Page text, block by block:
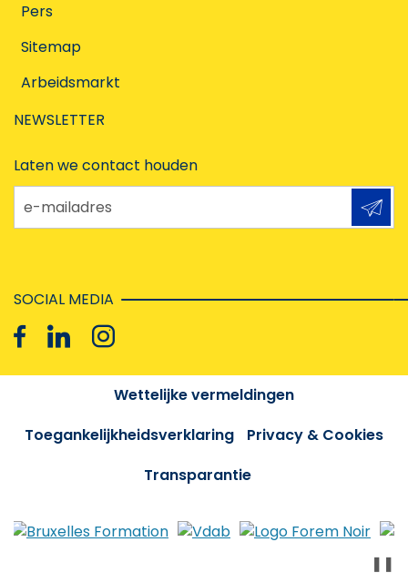
Pers
Sitemap
Arbeidsmarkt
NEWSLETTER
Laten we contact houden
e-mailadres
SOCIAL MEDIA
Wettelijke vermeldingen
Toegankelijkheidsverklaring
Privacy & Cookies
Transparantie
❚❚